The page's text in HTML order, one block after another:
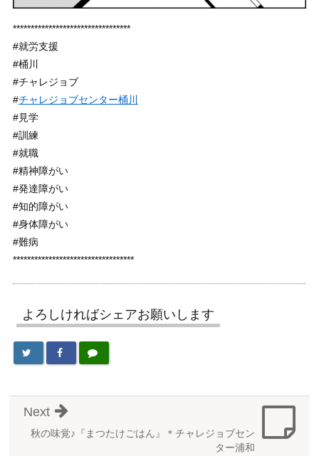
*********************************
#就労支援
#桶川
#チャレジョブ
#チャレジョブセンター桶川
#見学
#訓練
#就職
#精神障がい
#発達障がい
#知的障がい
#身体障がい
#難病
**********************************
よろしければシェアお願いします
秋の味覚♪『まつたけごはん』＊チャレジョブセン
ター浦和
Next